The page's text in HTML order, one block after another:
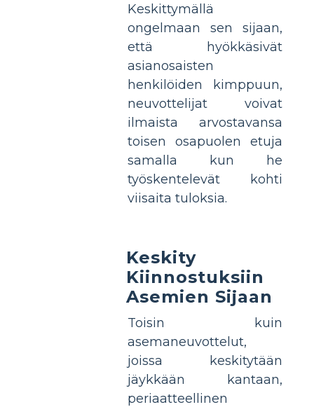
Keskittymällä
ongelmaan sen sijaan,
että hyökkäsivät
asianosaisten
henkilöiden kimppuun,
neuvottelijat voivat
ilmaista arvostavansa
toisen osapuolen etuja
samalla kun he
työskentelevät kohti
viisaita tuloksia.
Keskity
Kiinnostuksiin
Asemien Sijaan
Toisin kuin
asemaneuvottelut,
joissa keskitytään
jäykkään kantaan,
periaatteellinen